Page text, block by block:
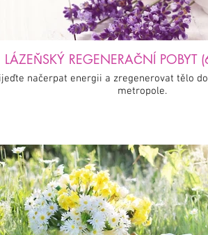
LÁZEŇSKÝ REGENERAČNÍ
načerpat energii a zregenerovat tělo
metropole.